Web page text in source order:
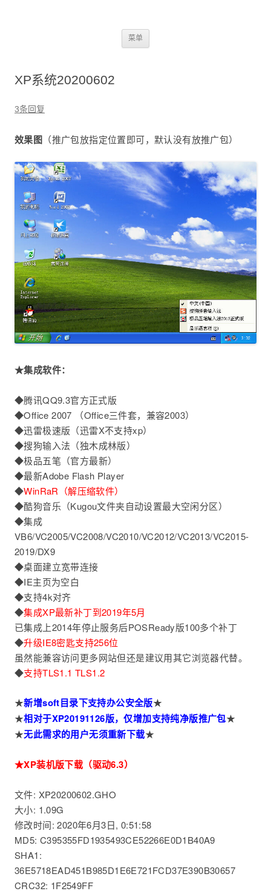
菜单
XP系统20200602
3条回复
效果图 （推广包放指定位置即可，默认没有放推广包）
★集成软件：
◆腾讯QQ9.3官方正式版
◆Office 2007 （Office三件套，兼容2003）
◆迅雷极速版（迅雷X不支持xp）
◆搜狗输入法（独木成林版）
◆极品五笔（官方最新）
◆最新Adobe Flash Player
◆WinRaR（解压缩软件）
◆酷狗音乐（Kugou文件夹自动设置最大空闲分区）
◆集成
VB6/VC2005/VC2008/VC2010/VC2012/VC2013/VC2015-
2019/DX9
◆桌面建立宽带连接
◆IE主页为空白
◆支持4k对齐
◆集成XP最新补丁到2019年5月
已集成上2014年停止服务后POSReady版100多个补丁
◆升级IE8密匙支持256位
虽然能兼容访问更多网站但还是建议用其它浏览器代替。
◆支持TLS1.1 TLS1.2
★新增soft目录下支持办公安全版★
★相对于XP20191126版，仅增加支持纯净版推广包★
★无此需求的用户无须重新下载★
★XP装机版下载（驱动6.3）
文件: XP20200602.GHO
大小: 1.09G
修改时间: 2020年6月3日, 0:51:58
MD5: C395355FD1935493CE52266E0D1B40A9
SHA1:
36E5718EAD451B985D1E6E721FCD37E390B30657
CRC32: 1F2549FF